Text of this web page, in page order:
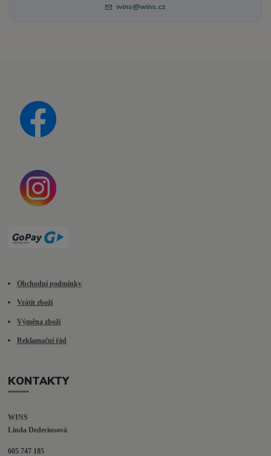
wins@wins.cz
Obchodní podmínky
Vrátit zboží
Výměna zboží
Reklamační řád
KONTAKTY
WINS
Linda Dedeciusová
605 747 185